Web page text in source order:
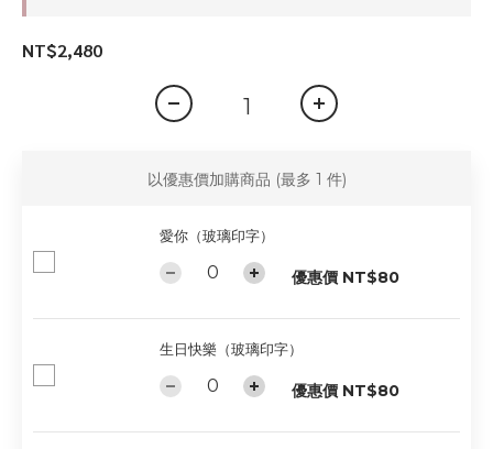
NT$2,480
以優惠價加購商品 (最多 1 件)
愛你（玻璃印字）
優惠價 NT$80
生日快樂（玻璃印字）
優惠價 NT$80